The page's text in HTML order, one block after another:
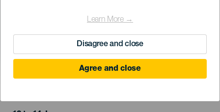
Learn More →
Disagree and close
Agree and close